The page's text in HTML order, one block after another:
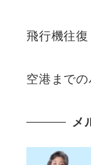
飛行機往復
空港まで
メ